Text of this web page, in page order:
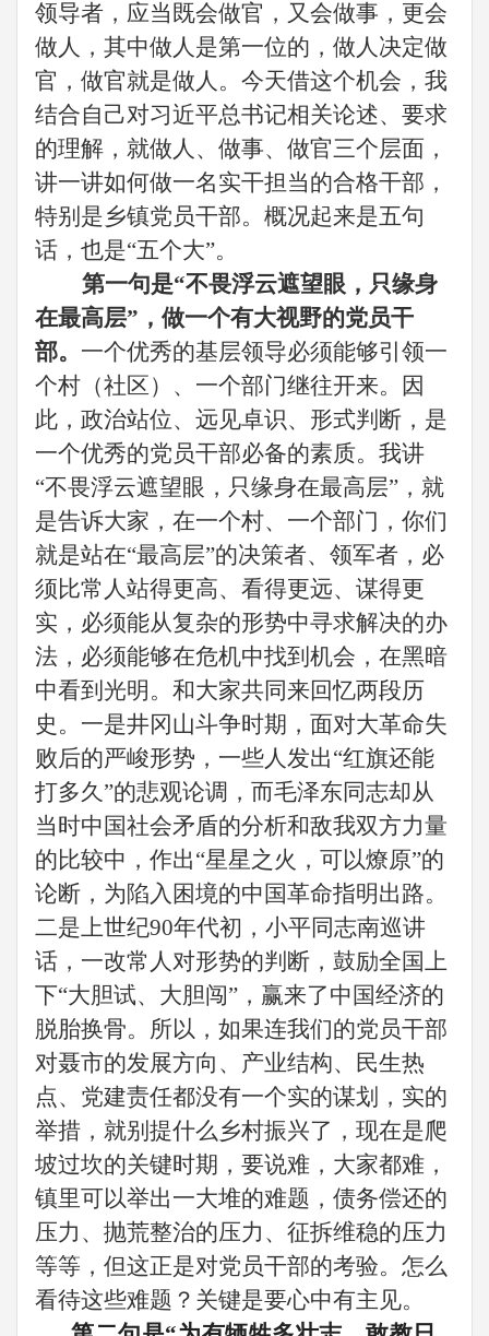
领导者，应当既会做官，又会做事，更会
做人，其中做人是第一位的，做人决定做
官，做官就是做人。今天借这个机会，我
结合自己对习近平总书记相关论述、要求
的理解，就做人、做事、做官三个层面，
讲一讲如何做一名实干担当的合格干部，
特别是乡镇党员干部。概况起来是五句
话，也是“五个大”。
第一句是“不畏浮云遮望眼，只缘身
在最高层”，做一个有大视野的党员干
部。 一个优秀的基层领导必须能够引领一
个村（社区） 、一个部门继往开来。因
此， 政治站位、远见卓识、 形式判断 ，是
一个优秀的党员干部必备的素质。我讲
“不畏浮云遮望眼，只缘身在最高层”，就
是告诉大家，在一个村、一个部门 ，你们
就是站在“最高层”的决策者、领军者，必
须比常人站得更高、看得更远、谋得更
实，必须能从复杂的形势中寻求解决的办
法 ，必须能够在危机中找到机会，在黑暗
中看到光明。和大家共同来回忆两段历
史。一是井冈山斗争时期，面对大革命失
败后的严峻形势，一些人发出“红旗还能
打多久”的悲观论调，而毛泽东同志却从
当时中国社会矛盾的分析和敌我双方力量
的比较中，作出“星星之火，可以燎原”的
论断，为陷入困境的中国革命指明出路。
二是上世纪90年代初，小平同志南巡讲
话，一改常人对形势的判断，鼓励全国上
下“大胆试、大胆闯”，赢来了中国经济的
脱胎换骨。所以，如果连我们的党员干部
对聂市的发展方向、产业结构、民生热
点、党建责任都没有一个实的谋划，实的
举措，就别提什么乡村振兴了， 现在是爬
坡过坎的关键时期，要说难，大家都难，
镇里可以举出一大堆的难题， 债务偿还的
压力 、 抛荒整治的压力、征拆维稳的压力
等等，但这正是对党员干部的考验。怎么
看待这些难题？关键是要心中有主见。